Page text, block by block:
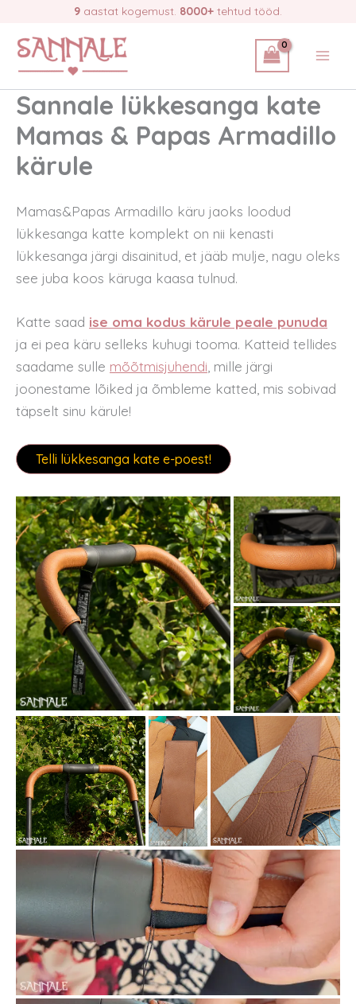
content
9 aastat kogemust. 8000+ tehtud tööd.
Sannale lükkesanga kate
Mamas & Papas Armadillo
kärule
Mamas&Papas Armadillo käru jaoks loodud
lükkesanga katte komplekt on nii kenasti
lükkesanga järgi disainitud, et jääb mulje, nagu oleks
see juba koos käruga kaasa tulnud.
Katte saad ise oma kodus kärule peale punuda
ja ei pea käru selleks kuhugi tooma. Katteid tellides
saadame sulle mõõtmisjuhendi , mille järgi
joonestame lõiked ja õmbleme katted, mis sobivad
täpselt sinu kärule!
Telli lükkesanga kate e-poest!